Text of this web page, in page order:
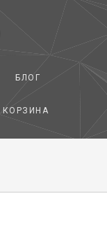
БЛОГ
КОРЗИНА